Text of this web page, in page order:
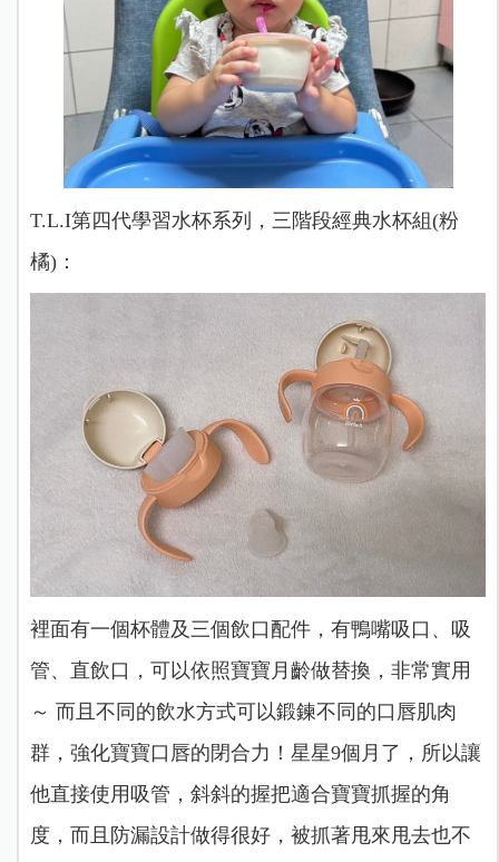
T.L.I第四代學習水杯系列，三階段經典水杯組(粉
橘)：
裡面有一個杯體及三個飲口配件，有鴨嘴吸口、吸
管、直飲口，可以依照寶寶月齡做替換，非常實用
～ 而且不同的飲水方式可以鍛鍊不同的口唇肌肉
群，強化寶寶口唇的閉合力！星星9個月了，所以讓
他直接使用吸管，斜斜的握把適合寶寶抓握的角
度，而且防漏設計做得很好，被抓著甩來甩去也不